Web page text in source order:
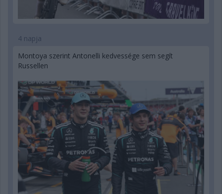
4 napja
Montoya szerint Antonelli kedvessége sem segít
Russellen